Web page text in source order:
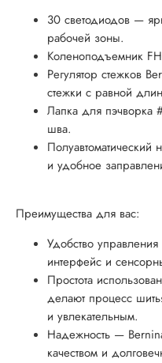
30 светодиодов —
рабочей зоны.
Коленоподъемник
Регулятор стежков
стежки с равной
Лапка для
шва.
Полуавтоматический
и удобное
Преимущества для вас:
Удобство
интерфейс и
Простота
делают процесс
и увлекательным.
Надежность —
качеством и